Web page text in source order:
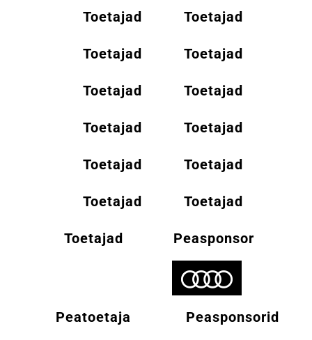
Toetajad Toetajad
Toetajad Toetajad
Toetajad Toetajad
Toetajad Toetajad
Toetajad Toetajad
Toetajad Toetajad
Toetajad Peasponsor
Peatoetaja Peasponsorid